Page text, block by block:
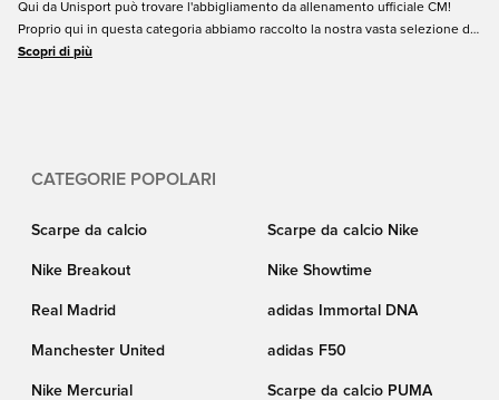
Qui da Unisport può trovare l'abbigliamento da allenamento ufficiale CM!
Proprio qui in questa categoria abbiamo raccolto la nostra vasta selezione di
abbigliamento e abbigliamento da allenamento per la CM per rendere il più
Scopri di più
CATEGORIE POPOLARI
Scarpe da calcio Scarpe da calcio Nike
Nike Breakout Nike Showtime
Real Madrid adidas Immortal DNA
Manchester United adidas F50
Nike Mercurial Scarpe da calcio PUMA